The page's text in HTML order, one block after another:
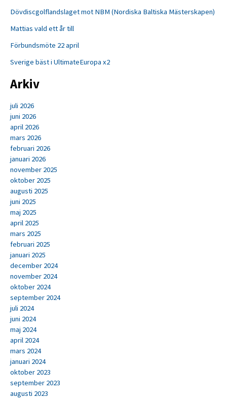
Dövdiscgolflandslaget mot NBM (Nordiska Baltiska Mästerskapen)
Mattias vald ett år till
Förbundsmöte 22 april
Sverige bäst i UltimateEuropa x2
Arkiv
juli 2026
juni 2026
april 2026
mars 2026
februari 2026
januari 2026
november 2025
oktober 2025
augusti 2025
juni 2025
maj 2025
april 2025
mars 2025
februari 2025
januari 2025
december 2024
november 2024
oktober 2024
september 2024
juli 2024
juni 2024
maj 2024
april 2024
mars 2024
januari 2024
oktober 2023
september 2023
augusti 2023